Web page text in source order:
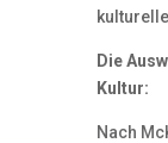
Die
Kultur:
Nach